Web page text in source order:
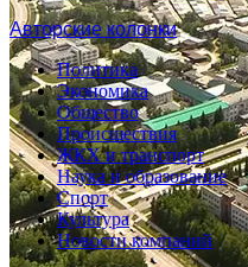
Авторские колонки
Политика
Экономика
Общество
Происшествия
ЖКХ и транспорт
Наука и образование
Спорт
Культура
Новости компаний